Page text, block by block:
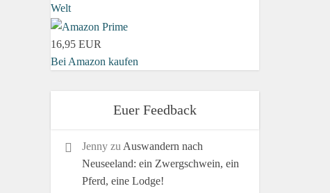
Welt
16,95 EUR
Bei Amazon kaufen
Euer Feedback
Jenny zu Auswandern nach
Neuseeland: ein Zwergschwein, ein
Pferd, eine Lodge!